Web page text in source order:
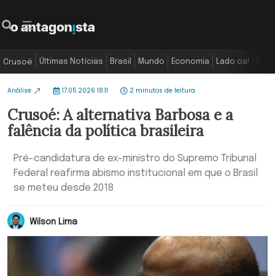
Crusoé Últimas Notícias Brasil Mundo Economia Lado oa!
Análise 17.05.2026 18:11 2 minutos de leitura
Crusoé: A alternativa Barbosa e a
falência da política brasileira
Pré-candidatura de ex-ministro do Supremo Tribunal
Federal reafirma abismo institucional em que o Brasil
se meteu desde 2018
Wilson Lima